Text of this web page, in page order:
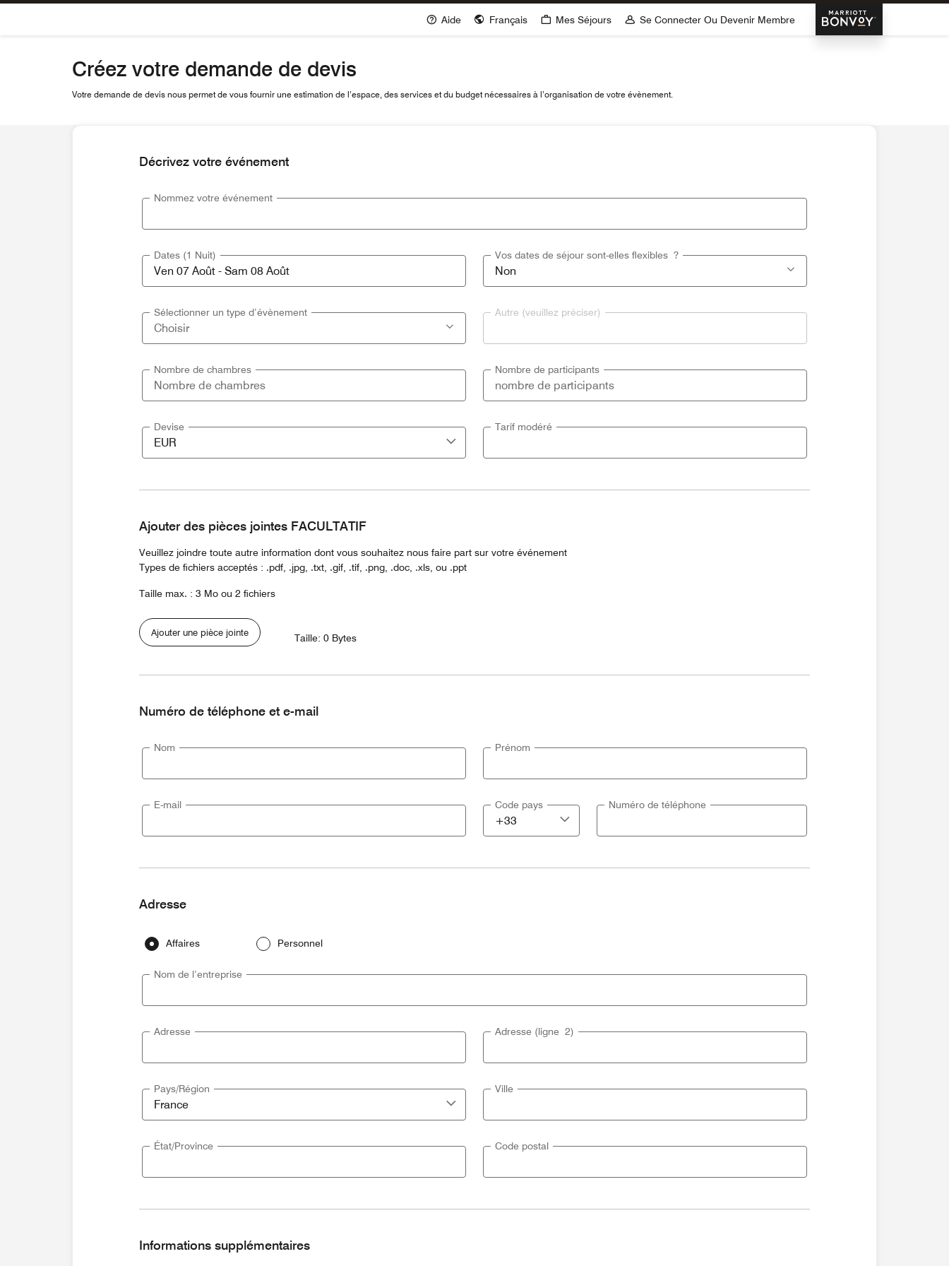
Skip To Content
Marriott Bonvoy
Aide Français Mes Séjours Se Connecter Ou Devenir Membre
Créez votre demande de devis
Votre demande de devis nous permet de vous fournir une estimation de l’espace, des services et du budget nécessaires à l’organisation de votre évènement.
Décrivez votre événement
Nommez votre événement
Dates (1 Nuit) Vos dates de séjour sont-elles flexibles ?
Sélectionner un type d’évènement Autre (veuillez préciser)
Nombre de chambres Nombre de participants
Devise Tarif modéré
Ajouter des pièces jointes FACULTATIF
Veuillez joindre toute autre information dont vous souhaitez nous faire part sur votre événement
Types de fichiers acceptés : .pdf, .jpg, .txt, .gif, .tif, .png, .doc, .xls, ou .ppt
Taille max. : 3 Mo ou 2 fichiers
Ajouter une pièce jointe Taille: 0 Bytes
Numéro de téléphone et e-mail
Nom Prénom
E-mail Code pays Numéro de téléphone
Adresse
Affaires Personnel
Nom de l’entreprise
Adresse Adresse (ligne 2)
Pays/Région Ville
État/Province Code postal
Informations supplémentaires